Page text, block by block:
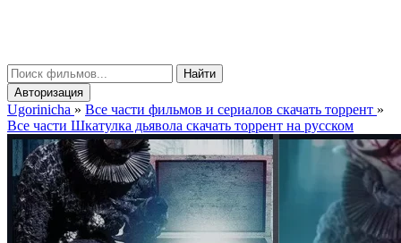
Найти
Авторизация
Ugorinicha » Все части фильмов и сериалов скачать торрент »
Все части Шкатулка дьявола скачать торрент на русском